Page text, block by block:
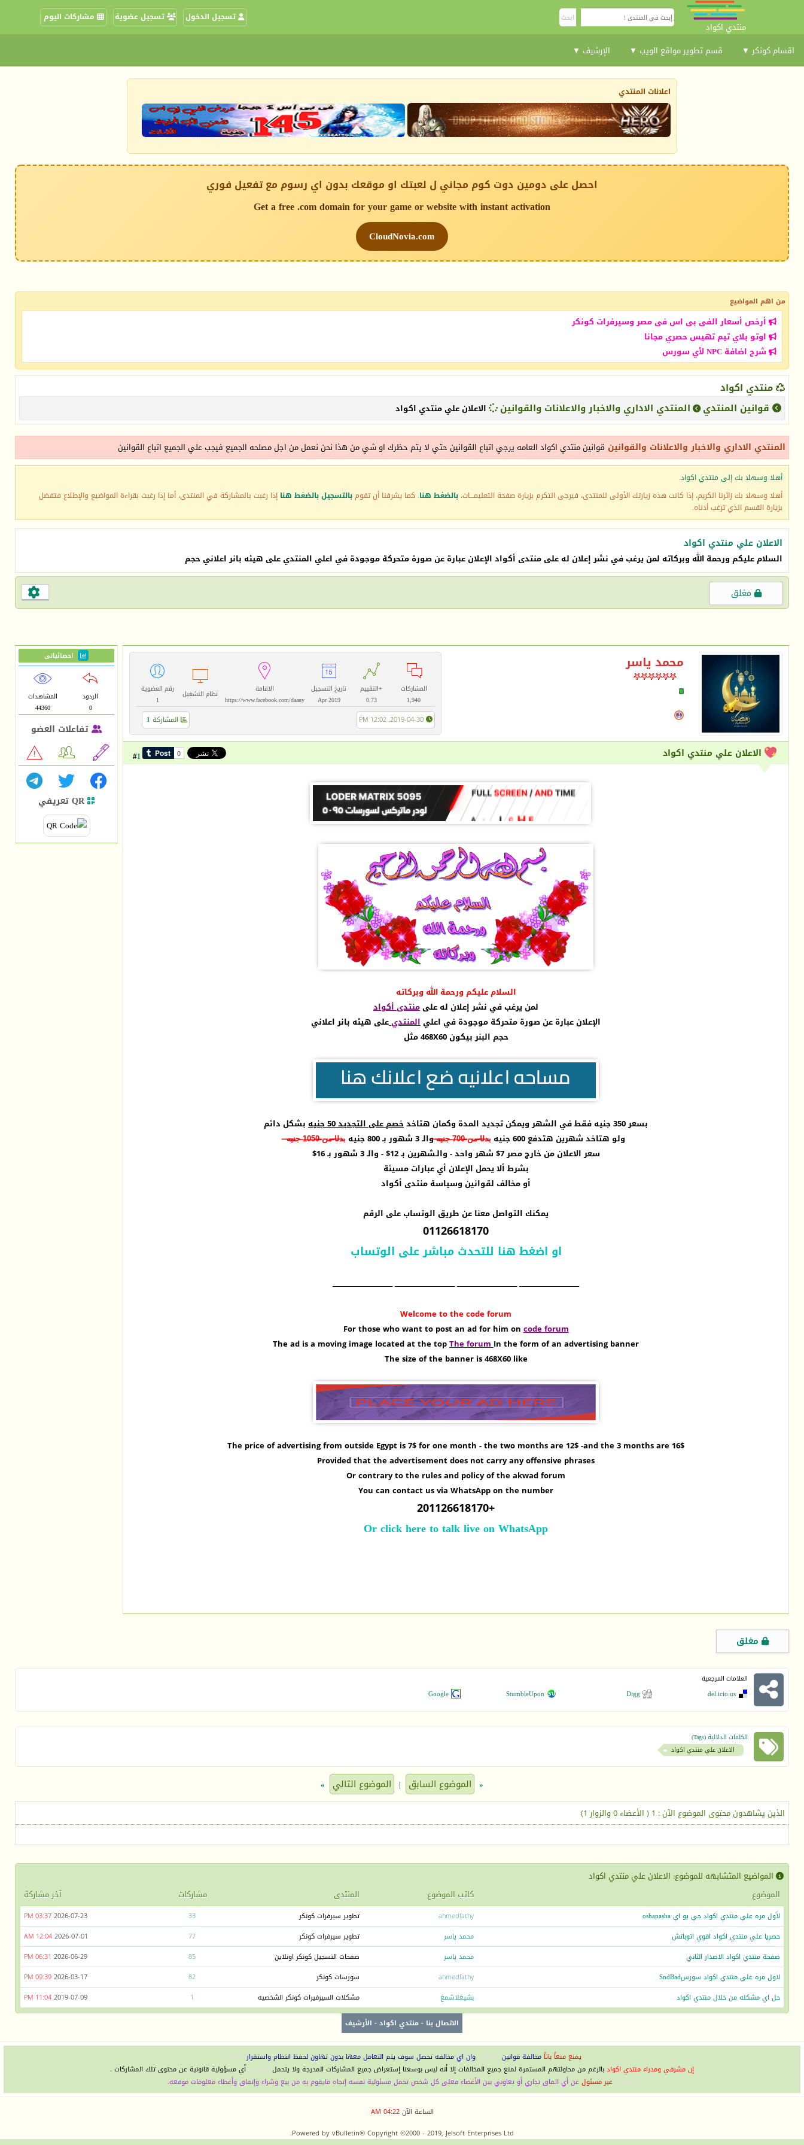
منتدي اكواد
مشاركات اليوم تسجيل عضوية تسجيل الدخول
اقسام كونكر ▼ قسم تطوير مواقع الويب ▼ الإرشيف ▼
اعلانات المنتدي
احصل على دومين دوت كوم مجاني ل لعبتك او موقعك بدون اي رسوم مع تفعيل فوري
Get a free .com domain for your game or website with instant activation
CloudNovia.com
من اهم المواضيع
أرخص أسعار الفى بى اس فى مصر وسيرفرات كونكر
اوتو بلاي تيم تهيس حصري مجانا
شرح اضافة NPC لأي سورس
منتدي اكواد
قوانين المنتدي
المنتدي الاداري والاخبار والاعلانات والقوانين الاعلان علي منتدي اكواد
المنتدي الاداري والاخبار والاعلانات والقوانين قوانين منتدي اكواد العامه يرجي اتباع القوانين حتي لا يتم حظرك او شي من هذا نحن نعمل من اجل مصلحه الجميع فيجب علي الجميع اتباع القوانين
أهلا وسهلا بك إلى منتدي اكواد.
أهلا وسهلا بك زائرنا الكريم، إذا كانت هذه زيارتك الأولى للمنتدى، فيرجى التكرم بزيارة صفحة التعليمـــات، بالضغط هنا. كما يشرفنا أن تقومبالتسجيل بالضغط هنا إذا رغبت بالمشاركة في المنتدى، أما إذا رغبت بقراءة المواضيع والإطلاع فتفضل
بزيارة القسم الذي ترغب أدناه.
الاعلان علي منتدي اكواد
السلام عليكم ورحمة الله وبركاته لمن يرغب في نشر إعلان له على منتدى أكواد الإعلان عبارة عن صورة متحركة موجودة في اعلي المنتدي على هيئه بانر اعلاني حجم
مغلق
احصائياتى

الردود
0

المشاهدات
44360
تفاعلات العضو



محمد ياسر 
المشاركات
1,940

+التقييم
0.73

تاريخ التسجيل
Apr 2019

الاقامة
https://www.facebook.com/daany

نظام التشغيل

رقم العضوية
1
المشاركة 1
#1 الاعلان علي منتدي اكواد
السلام عليكم ورحمة الله وبركاته
لمن يرغب في نشر إعلان له علىمنتدى أكواد
الإعلان عبارة عن صورة متحركة موجودة في اعليالمنتديعلى هيئه بانر اعلاني
حجم البنر بيكون 468X60 مثل
بسعر 350 جنيه فقط في الشهر ويمكن تجديد المدة وكمان هتاخد خصم على التجديد 50 جنيه
بشكل دائم
ولو هتاخد شهرين هتدفع 600 جنيه
ب̶د̶ل̶ا̶ ̶م̶ن̶ ̶7̶0̶0̶ ̶ج̶ن̶ي̶ه̶ والـ 3 شهور بـ 800 جنيه
ب̶د̶ل̶ا̶ ̶م̶ن̶ ̶1̶0̶5̶0̶ ̶ج̶ن̶ي̶ه̶
سعر الاعلان من خارج مصر 7$ شهر واحد - والـشهرين بـ 12$ - والـ 3 شهور بـ 16$
بشرط ألا يحمل الإعلان أي عبارات مسيئة
أو مخالف لقوانين وسياسة منتدى أكواد
يمكنك التواصل معنا عن طريق الوتساب على الرقم
01126618170
او اضغط هنا للتحدث مباشر على الوتساب
ــــــــــــــــــــــــــــــــــــــــــــــــــ ــــــــــــــــــــــــــــــــــــــــــــــــــ ــــــــــــــــــــــــــــــــــــــــــــــــــ ــــــــــــــــــــــــــــــــــــــــــــــــــ
Welcome to the code forum
For those who want to post an ad for him oncode forum
The ad is a moving image located at the topThe forumIn the form of an advertising banner
The size of the banner is 468X60 like
The price of advertising from outside Egypt is 7$ for one month - the two months are 12$ -and the 3 months are 16$
Provided that the advertisement does not carry any offensive phrases
Or contrary to the rules and policy of the akwad forum
You can contact us via WhatsApp on the number
+201126618170
Or click here to talk live on WhatsApp
مغلق
العلامات المرجعية
del.icio.us
Digg
StumbleUpon
Google
الكلمات الدلالية (Tags)
الاعلان علي منتدي اكواد
« الموضوع السابق | الموضوع التالي »
الذين يشاهدون محتوى الموضوع الآن : 1
( الأعضاء 0 والزوار 1)
المواضيع المتشابهه للموضوع: الاعلان علي منتدي اكواد
الموضوع
كاتب الموضوع المنتدى مشاركات آخر مشاركة
لأول مره علي منتدي اكواد جي يو اي oshapasha ahmedfathy تطوير سيرفرات كونكر 33
2026-07-23
03:37 PM
حصريا علي منتدي اكواد اقوي اتوباتش
محمد ياسر تطوير سيرفرات كونكر 77
2026-07-01
12:04 AM
صفحة منتدي اكواد الاصدار الثاني
محمد ياسر صفحات التسجيل كونكر اونلاين 85
2026-06-29
06:31 PM
لاول مره علي منتدي اكواد سورسSndBad
ahmedfathy سورسات كونكر 82
2026-03-17
09:39 PM
حل اي مشكله من خلال منتدي اكواد
بشيغلاشمغ مشكلات السيرفيرات كونكر الشخصيه 1
2019-07-09
11:04 PM
الاتصال بنا -منتدي اكواد- الأرشيف
يمنع منعاً باتاًمخالفة قوانين المنتدى وان اي مخالفه تحصل سوف يتم التعامل معها بدون تهاون لحفظ انتظام واستقرارالمنتدي
إن مشرفي ومدراء منتدي اكوادبالرغم من محاولتهم المستمرة لمنع جميع المخالفات إلا أنه ليس بوسعنا إستعراض جميع المشاركات المدرجة ولا يتحمل المنتدى أي مسؤولية قانونية عن محتوى تلك المشاركات .
المنتدي غير مسئولعن أي اتفاق تجاري أو تعاوني بين الأعضاء فعلى كل شخص تحمل مسئولية نفسه إتجاه مايقوم به من بيع وشراء وإتفاق وأعطاء معلومات موقعه.
الساعة الآن04:22 AM
Powered by vBulletin® Copyright ©2000 - 2019, Jelsoft Enterprises Ltd.